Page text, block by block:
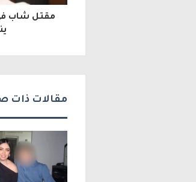
ل
و
ن
ي
مقتل شاب
مقالات ذات